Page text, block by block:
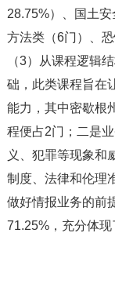
28.75%）、国土
方法类（6门）、
（3）从课程逻辑
础，此类课程旨在
能力，其中密歇根
程便占2门；二是
义、犯罪等现象和
制度、法律和伦理
做好情报业务的前
71.25%，充分体现